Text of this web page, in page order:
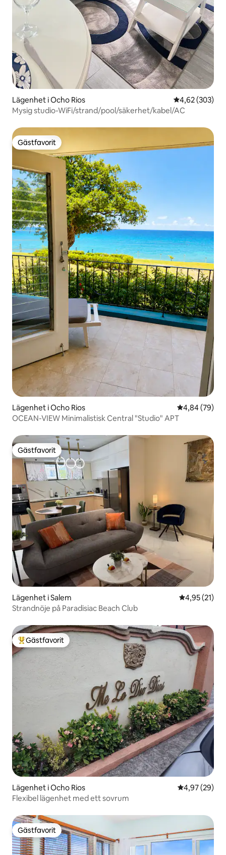
Lägenhet i Ocho Rios 4,62 av 5 i
4,62 (303)
Mysig studio-WiFi/strand/pool/säkerhet/kabel/AC
Gästfavorit
Gästfavorit
Lägenhet i Ocho Rios 4,84 av 5 i
4,84 (79)
OCEAN-VIEW Minimalistisk Central "Studio" APT
Gästfavorit
Gästfavorit
Lägenhet i Salem 4,95 av 5 i
4,95 (21)
Strandnöje på Paradisiac Beach Club
Populär gästfavorit
Gästfavorit
Lägenhet i Ocho Rios 4,97 av 5 i
4,97 (29)
Flexibel lägenhet med ett sovrum
Gästfavorit
Gästfavorit